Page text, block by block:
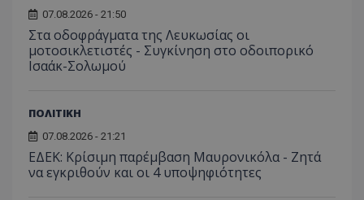
07.08.2026 - 21:50
Στα οδοφράγματα της Λευκωσίας οι
μοτοσικλετιστές - Συγκίνηση στο οδοιπορικό
Ισαάκ-Σολωμού
ΠΟΛΙΤΙΚΗ
07.08.2026 - 21:21
ΕΔΕΚ: Κρίσιμη παρέμβαση Μαυρονικόλα - Ζητά
να εγκριθούν και οι 4 υποψηφιότητες